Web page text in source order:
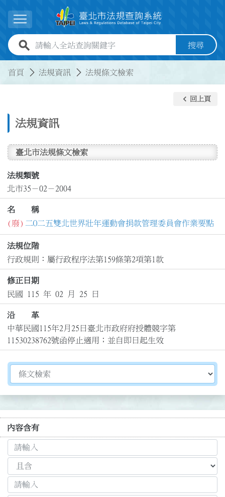
展開選單
全站查詢關鍵字欄位 搜尋
首頁 法規資訊 法規條文檢索
法規資訊
keyboard_arrow_left 回上頁
臺北市法規條文檢索
法規類號
北市35－02－2004
名 稱
(廢) 二O二五雙北世界壯年運動會捐款管理委員會作業要點
法規位階
行政規則：屬行政程序法第159條第2項第1款
修正日期
民國 115 年 02 月 25 日
沿 革
中華民國115年2月25日臺北市政府府授體競字第
11530238762號函停止適用；並自即日起生效
切換選擇法規資訊內容
內容含有